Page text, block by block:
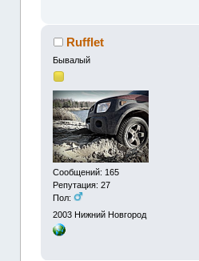
Rufflet
Бывалый
Сообщений: 165
Репутация: 27
Пол:
2003 Нижний Новгород